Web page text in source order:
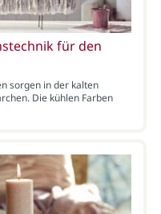
für den
sorgen in der kalten
Die kühlen Farben